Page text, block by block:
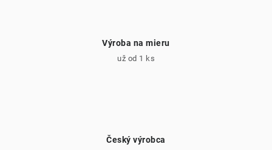
Výroba na mieru
už od 1 ks
Český výrobca